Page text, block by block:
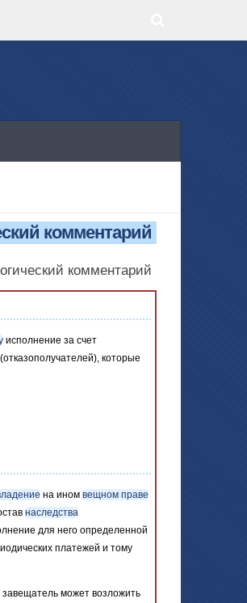
комментарий
комментарий
исполнение за счет
которые
на ином вещном праве
наследства
для него определенной
платежей и тому
может возложить